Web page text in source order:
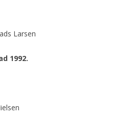
Larsen
1992.